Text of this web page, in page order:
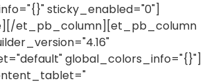
sticky_enabled="0"]
et_pb_column][et_pb_column
global_colors_info="{}"]